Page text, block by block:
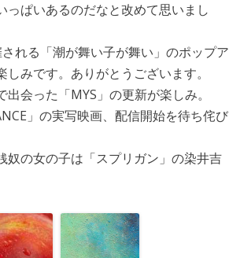
っぱいあるのだなと改めて思いまし
される「潮が舞い子が舞い」のポップア
しみです。ありがとうございます。
出会った「MYS」の更新が楽しみ。
」の実写映画、配信開始を待ち侘び
奴の女の子は「スプリガン」の染井吉